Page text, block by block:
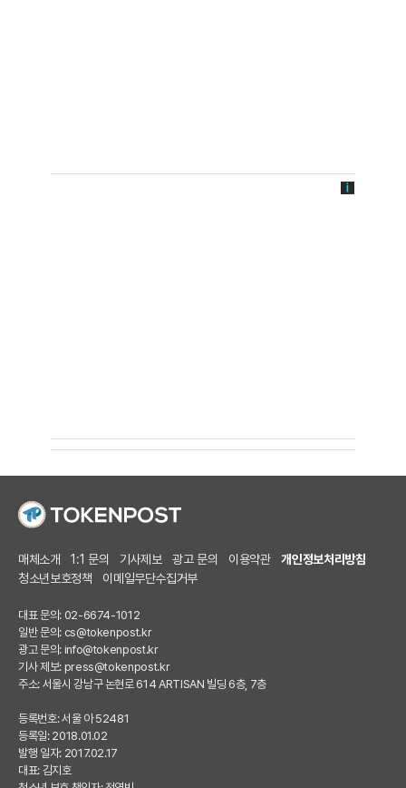
매체소개 1:1 문의 기사제보 광고 문의 이용약관
개인정보처리방침
청소년보호정책
이메일무단수집거부
대표 문의: 02-6674-1012
일반 문의: cs@tokenpost.kr
광고 문의: info@tokenpost.kr
기사 제보: press@tokenpost.kr
주소: 서울시 강남구 논현로 614 ARTISAN 빌딩 6층, 7층
등록번호: 서울 아 52481
등록일: 2018.01.02
발행 일자: 2017.02.17
대표: 김지호